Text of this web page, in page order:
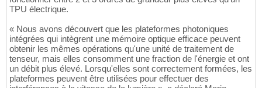
TPU électrique.
« Nous avons découvert que les plateformes photoniques
intégrées qui intègrent une mémoire optique efficace peuvent
obtenir les mêmes opérations qu'une unité de traitement de
tenseur, mais elles consomment une fraction de l'énergie et ont
un débit plus élevé. Lorsqu'elles sont correctement formées, les
plateformes peuvent être utilisées pour effectuer des